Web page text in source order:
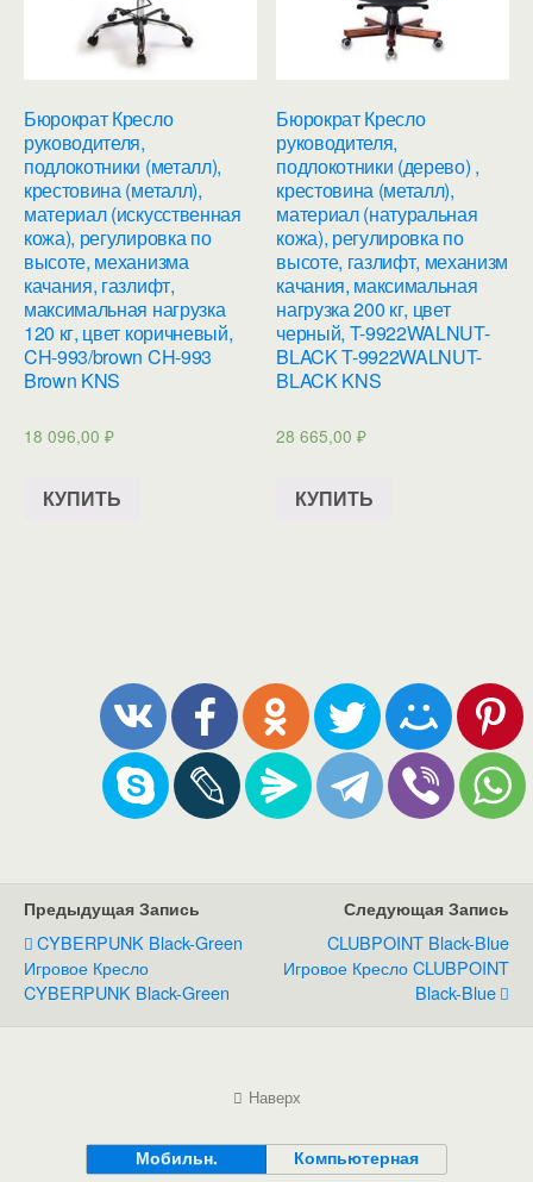
Бюрократ Кресло
руководителя,
подлокотники (металл),
крестовина (металл),
материал (искусственная
кожа), регулировка по
высоте, механизма
качания, газлифт,
максимальная нагрузка
120 кг, цвет коричневый,
CH-993/brown CH-993
Brown KNS
18 096,00 ₽
КУПИТЬ
Бюрократ Кресло
руководителя,
подлокотники (дерево) ,
крестовина (металл),
материал (натуральная
кожа), регулировка по
высоте, газлифт, механизм
качания, максимальная
нагрузка 200 кг, цвет
черный, T-9922WALNUT-
BLACK T-9922WALNUT-
BLACK KNS
28 665,00₽
КУПИТЬ
Предыдущая Запись
CYBERPUNK Black-Green
Игровое Кресло
CYBERPUNK Black-Green
Следующая Запись
CLUBPOINT Black-Blue
Игровое Кресло CLUBPOINT
Black-Blue
Наверх
Мобильн. Компьютерная